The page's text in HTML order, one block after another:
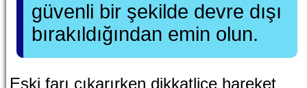
güvenli bir şekilde devre dışı
bırakıldığından emin olun.
Eski farı çıkarırken dikkatlice hareket